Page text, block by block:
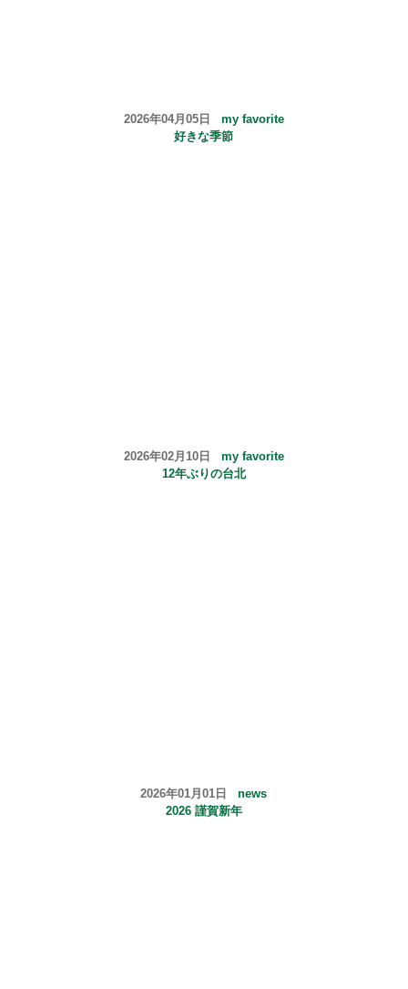
2026年04月05日 my favorite
好きな季節
2026年02月10日 my favorite
12年ぶりの台北
2026年01月01日news
2026 謹賀新年